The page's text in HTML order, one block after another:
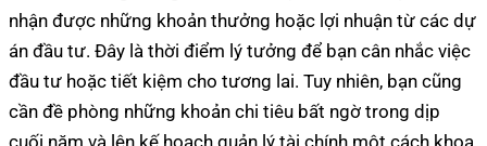
nhận được những khoản thưởng hoặc lợi nhuận từ các dự
án đầu tư. Đây là thời điểm lý tưởng để bạn cân nhắc việc
đầu tư hoặc tiết kiệm cho tương lai. Tuy nhiên, bạn cũng
cần đề phòng những khoản chi tiêu bất ngờ trong dịp